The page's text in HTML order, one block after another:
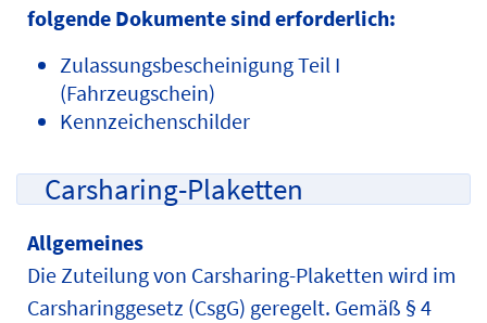
folgende Dokumente sind erforderlich:
Zulassungsbescheinigung Teil I
(Fahrzeugschein)
Kennzeichenschilder
Carsharing-Plaketten
Allgemeines
Die Zuteilung von Carsharing-Plaketten wird im
Carsharinggesetz (CsgG) geregelt. Gemäß § 4